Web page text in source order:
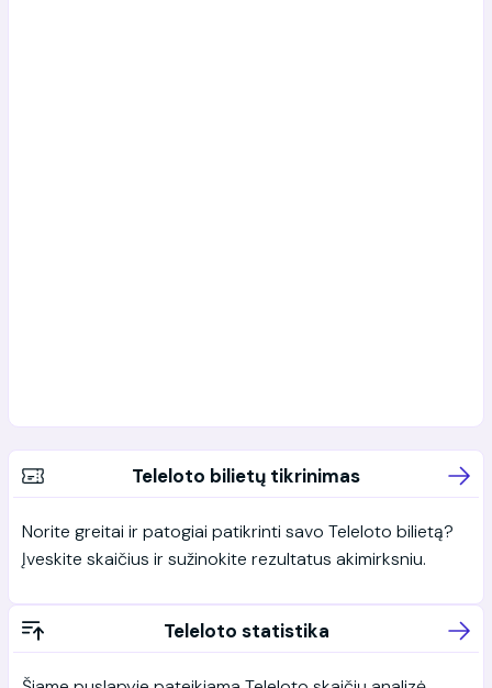
Teleloto bilietų tikrinimas
Norite greitai ir patogiai patikrinti savo Teleloto bilietą?
Įveskite skaičius ir sužinokite rezultatus akimirksniu.
Teleloto statistika